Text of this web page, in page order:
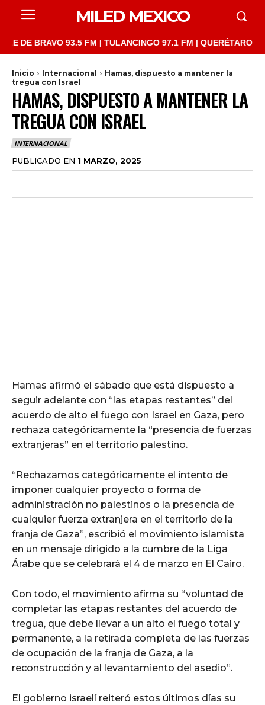
MILED MEXICO
BRAVO 93.5 FM | TULANCINGO 97.1 FM | QUERÉTARO
Inicio Internacional
Hamas, dispuesto a mantener la
tregua con Israel
HAMAS, DISPUESTO A MANTENER LA
TREGUA CON ISRAEL
INTERNACIONAL
PUBLICADO EN 1 MARZO, 2025
Hamas afirmó el sábado que está dispuesto a
seguir adelante con “las etapas restantes” del
acuerdo de alto el fuego con Israel en Gaza, pero
rechaza categóricamente la “presencia de fuerzas
extranjeras” en el territorio palestino.
“Rechazamos categóricamente el intento de
imponer cualquier proyecto o forma de
administración no palestinos o la presencia de
cualquier fuerza extranjera en el territorio de la
franja de Gaza”, escribió el movimiento islamista
en un mensaje dirigido a la cumbre de la Liga
Árabe que se celebrará el 4 de marzo en El Cairo.
Con todo, el movimiento afirma su “voluntad de
completar las etapas restantes del acuerdo de
tregua, que debe llevar a un alto el fuego total y
permanente, a la retirada completa de las fuerzas
de ocupación de la franja de Gaza, a la
reconstrucción y al levantamiento del asedio”.
El gobierno israelí reiteró estos últimos días su